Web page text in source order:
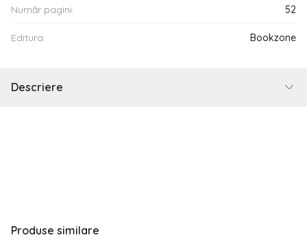
Număr pagini: 52
Editura: Bookzone
Descriere
Produse similare